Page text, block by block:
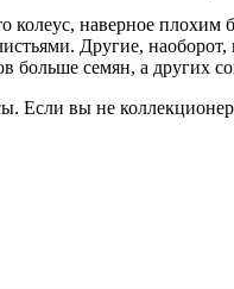
колеус, наверное
Другие,
больше семян, а других
Если вы не